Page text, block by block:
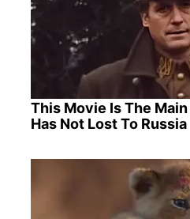
This Movie Is The
Has Not Lost To Russia